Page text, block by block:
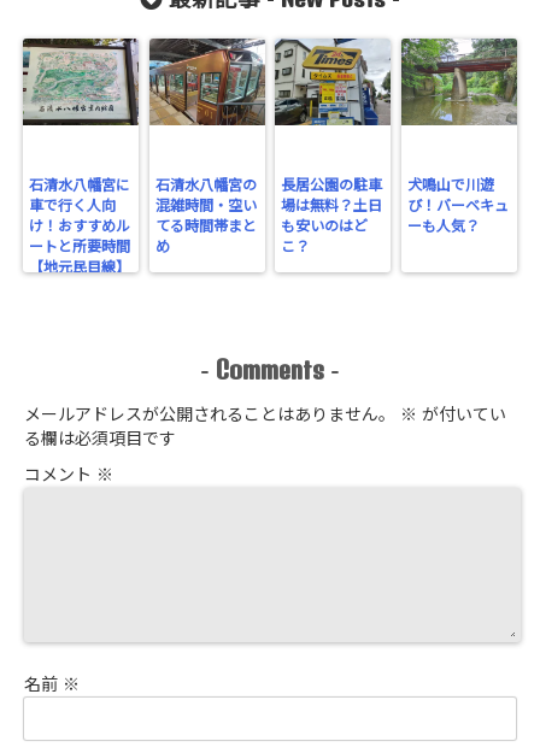
石清水八幡宮に
車で行く人向
け！おすすめル
ートと所要時間
【地元民目線】
石清水八幡宮の
混雑時間・空い
てる時間帯まと
め
長居公園の駐車
場は無料？土日
も安いのはど
こ？
犬鳴山で川遊
び！バーベキュ
ーも人気？
- Comments -
メールアドレスが公開されることはありません。 ※ が付いてい
る欄は必須項目です
コメント ※
名前 ※